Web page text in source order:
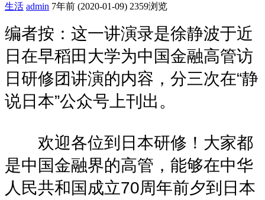
生活 admin 7年前 (2020-01-09) 2359浏览
编者按：这一讲演录是徐静波于近
日在早稻田大学为中国金融高管访
日研修团讲演的内容，分三次在“静
说日本”公众号上刊出。
欢迎各位到日本研修！大家都
是中国金融界的高管，能够在中华
人民共和国成立70周年前夕到日本